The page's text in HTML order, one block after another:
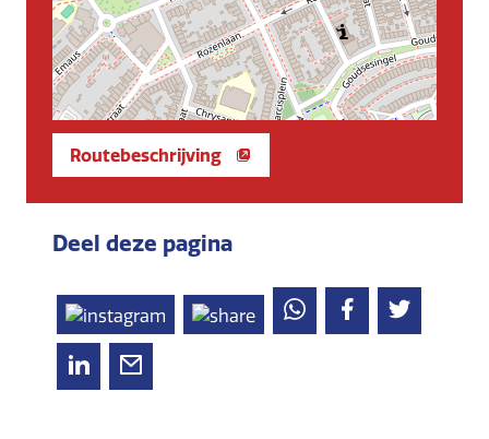
Routebeschrijving
Deel deze pagina